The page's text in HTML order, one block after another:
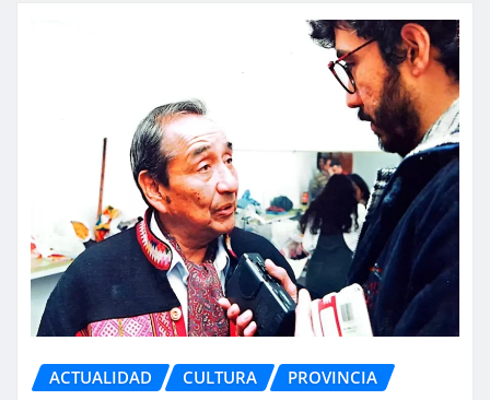
ACTUALIDAD CULTURA PROVINCIA